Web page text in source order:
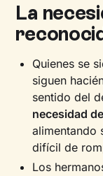
La
Quienes se
siguen
sentido del
necesidad
alimentando
difícil de
Los